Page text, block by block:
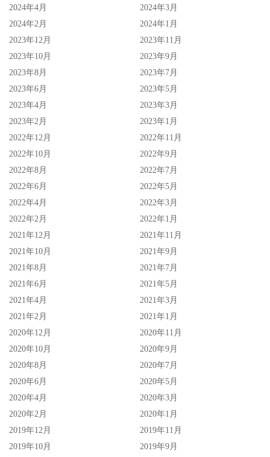
2024年4月
2024年3月
2024年2月
2024年1月
2023年12月
2023年11月
2023年10月
2023年9月
2023年8月
2023年7月
2023年6月
2023年5月
2023年4月
2023年3月
2023年2月
2023年1月
2022年12月
2022年11月
2022年10月
2022年9月
2022年8月
2022年7月
2022年6月
2022年5月
2022年4月
2022年3月
2022年2月
2022年1月
2021年12月
2021年11月
2021年10月
2021年9月
2021年8月
2021年7月
2021年6月
2021年5月
2021年4月
2021年3月
2021年2月
2021年1月
2020年12月
2020年11月
2020年10月
2020年9月
2020年8月
2020年7月
2020年6月
2020年5月
2020年4月
2020年3月
2020年2月
2020年1月
2019年12月
2019年11月
2019年10月
2019年9月